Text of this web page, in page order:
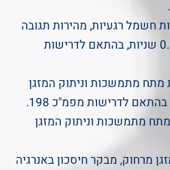
.
חשמל רגעיות, מהירות תגובה
לניתוק המזגן קצרה מ 0.1 שניות, בהתאם לדרישות
מתח מתמשכות וניתוק המזגן
מתח מתמשכות וניתוק המזגן
מרחוק, מבקר חיסכון באנרגיה